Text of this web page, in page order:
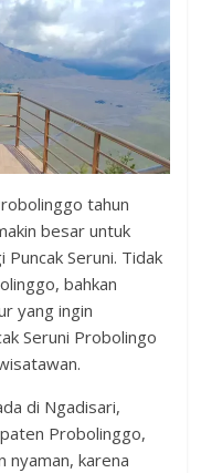
tahun
besar untuk
Seruni. Tidak
bahkan
yang ingin
Seruni Probolingo
di Ngadisari,
Probolinggo,
nyaman, karena